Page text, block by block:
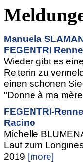
Manuela
FEGENTRI
Wieder gibt es
Reiterin zu
einen schönen
"Donne à ma
FEGENTRI-
Racino
Michelle
Lauf zum
2019 [more]